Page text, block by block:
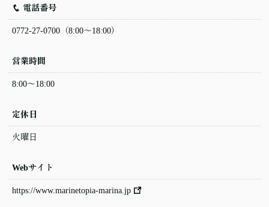
電話番号
0772-27-0700 （8:00〜18:00）
営業時間
8:00〜18:00
定休日
火曜日
Webサイト
https://www.marinetopia-marina.jp